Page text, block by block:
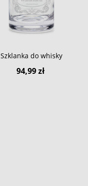
Szklanka do whisky
94,99 zł